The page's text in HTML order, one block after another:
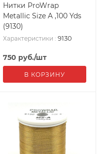
Нитки ProWrap
Metallic Size A ,100 Yds
(9130)
Характеристики : 9130
750 руб./шт
В КОРЗИНУ